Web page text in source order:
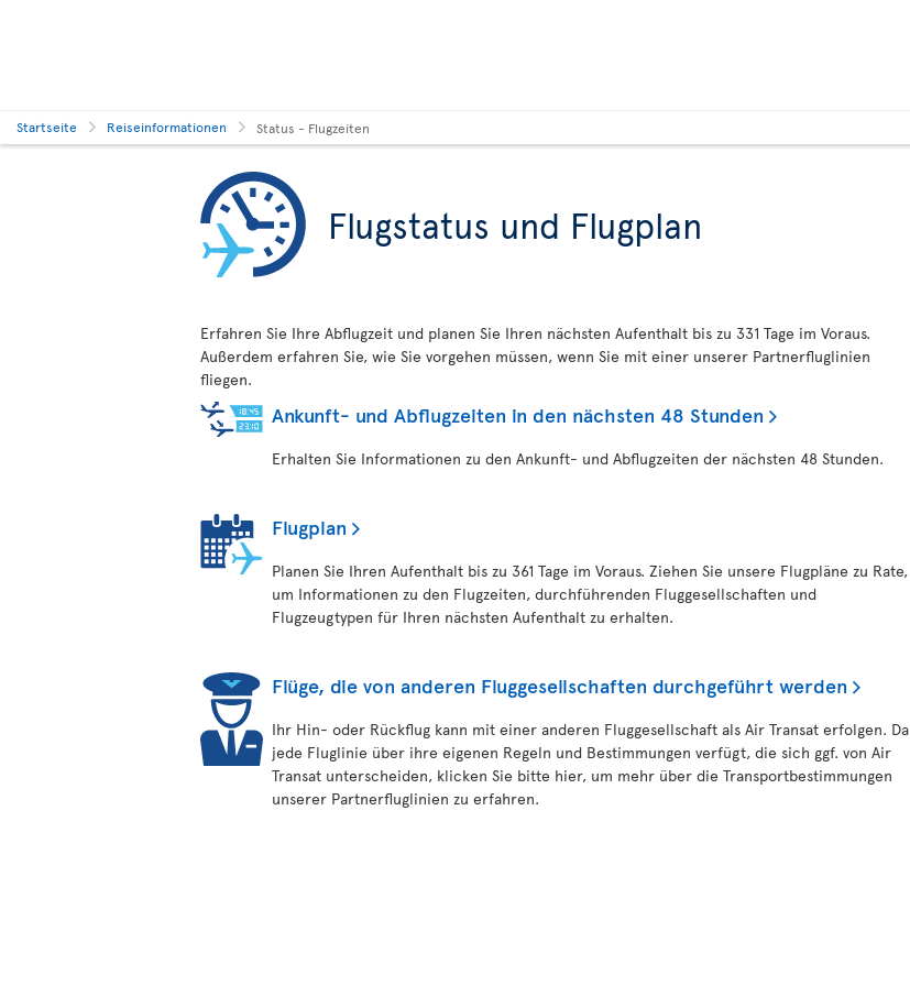
Startseite Reiseinformationen Status - Flugzeiten
Flugstatus und Flugplan
Erfahren Sie Ihre Abflugzeit und planen Sie Ihren nächsten Aufenthalt bis zu 331 Tage im Voraus.
Außerdem erfahren Sie, wie Sie vorgehen müssen, wenn Sie mit einer unserer Partnerfluglinien
fliegen.
Ankunft- und Abflugzeiten in den nächsten 48 Stunden
Erhalten Sie Informationen zu den Ankunft- und Abflugzeiten der nächsten 48 Stunden.
Flugplan
Planen Sie Ihren Aufenthalt bis zu 361 Tage im Voraus. Ziehen Sie unsere Flugpläne zu Rate,
um Informationen zu den Flugzeiten, durchführenden Fluggesellschaften und
Flugzeugtypen für Ihren nächsten Aufenthalt zu erhalten.
Flüge, die von anderen Fluggesellschaften durchgeführt werden
Ihr Hin- oder Rückflug kann mit einer anderen Fluggesellschaft als Air Transat erfolgen. Da
jede Fluglinie über ihre eigenen Regeln und Bestimmungen verfügt, die sich ggf. von Air
Transat unterscheiden, klicken Sie bitte hier, um mehr über die Transportbestimmungen
unserer Partnerfluglinien zu erfahren.